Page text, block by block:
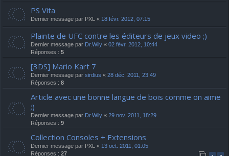
PS Vita
Dernier message par PXL « 18 févr. 2012, 07:15
Plainte de UFC contre les éditeurs de jeux video ;)
Dernier message par Dr.Wily « 02 févr. 2012, 10:44
Réponses : 5
[3DS] Mario Kart 7
Dernier message par sirdius « 28 déc. 2011, 23:49
Réponses : 8
Article avec une bonne langue de bois comme on aime
;)
Dernier message par Dr.Wily « 29 nov. 2011, 18:29
Réponses : 9
Collection Consoles + Extensions
Dernier message par PXL « 13 oct. 2011, 01:05
Réponses : 27